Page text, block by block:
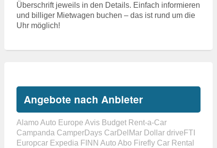
Überschrift jeweils in den Details. Einfach informieren
und billiger Mietwagen buchen – das ist rund um die
Uhr möglich!
Angebote nach Anbieter
Alamo Auto Europe Avis Budget Rent-a-Car
Campanda CamperDays CarDelMar Dollar driveFTI
Europcar Expedia FINN Auto Abo Firefly Car Rental